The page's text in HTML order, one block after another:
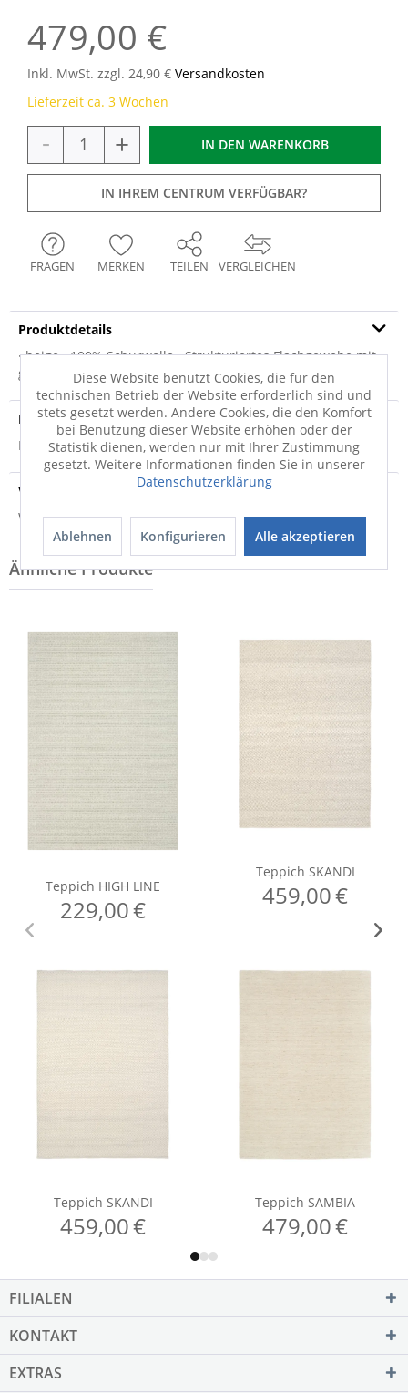
479,00 €
Inkl. MwSt. zzgl. 24,90 € Versandkosten
Lieferzeit ca. 3 Wochen
- + IN DEN WARENKORB
IN IHREM CENTRUM VERFÜGBAR?
VERGLEICHEN
FRAGEN MERKEN TEILEN
Produktdetails
· beige · 100% Schurwolle · Strukturiertes Flachgewebe mit
gestrickten Effekten und...mehr
Produktsicherheit
Produktsicherheit
Versandinfo
Weitere Informationen zum Versand...
FILIALEN
KONTAKT
EXTRAS
Diese Website benutzt Cookies, die für den
technischen Betrieb der Website erforderlich sind und
stets gesetzt werden. Andere Cookies, die den Komfort
bei Benutzung dieser Website erhöhen oder der
Statistik dienen, werden nur mit Ihrer Zustimmung
gesetzt. Weitere Informationen finden Sie in unserer
Datenschutzerklärung
Ablehnen Konfigurieren Alle akzeptieren